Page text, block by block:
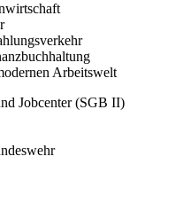
Arbeitswelt
Jobcenter (SGB II)